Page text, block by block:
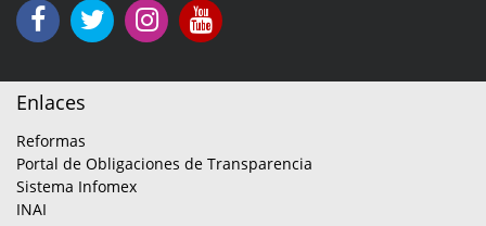
Enlaces
Reformas
Portal de Obligaciones de Transparencia
Sistema Infomex
INAI